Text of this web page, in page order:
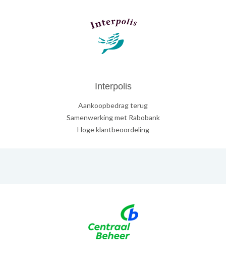
Interpolis
Aankoopbedrag terug
Samenwerking met Rabobank
Hoge klantbeoordeling